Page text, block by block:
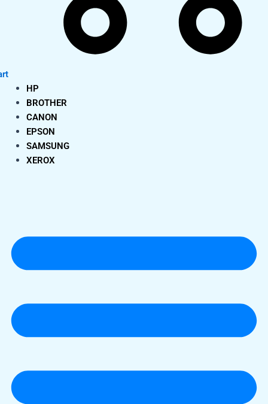
HP
BROTHER
CANON
EPSON
SAMSUNG
XEROX